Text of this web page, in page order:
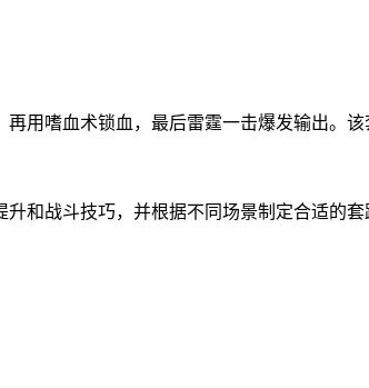
用嗜血术锁血，最后雷霆一击爆发输出。该
和战斗技巧，并根据不同场景制定合适的